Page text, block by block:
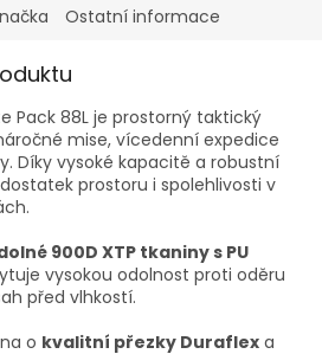
Ostatní informace
Pack 88L je prostorný taktický
mise, vícedenní expedice
Díky vysoké kapacitě a robustní
prostoru i spolehlivosti v
900D XTP tkaniny s PU
vysokou odolnost proti oděru
před vlhkostí.
o kvalitní přezky Duraflex a